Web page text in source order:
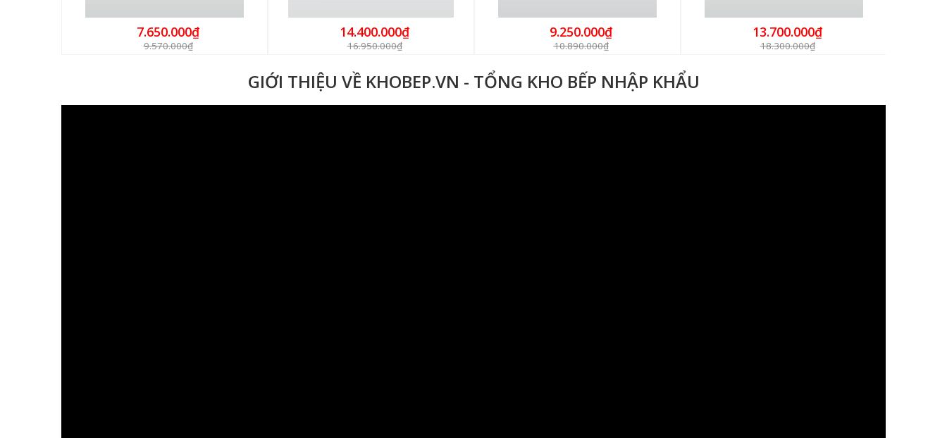
7.650.000₫
9.570.000₫
14.400.000₫
16.950.000₫
9.250.000₫
10.890.000₫
13.700.000₫
18.300.000₫
GIỚI THIỆU VỀ KHOBEP.VN - TỔNG KHO BẾP NHẬP KHẨU